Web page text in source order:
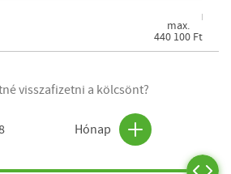
max.
440 100 Ft
visszafizetni a kölcsönt?
Hónap